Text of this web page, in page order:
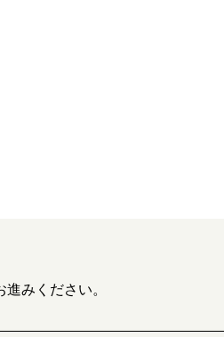
みください。